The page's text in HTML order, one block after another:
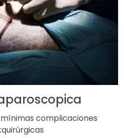
complicaciones